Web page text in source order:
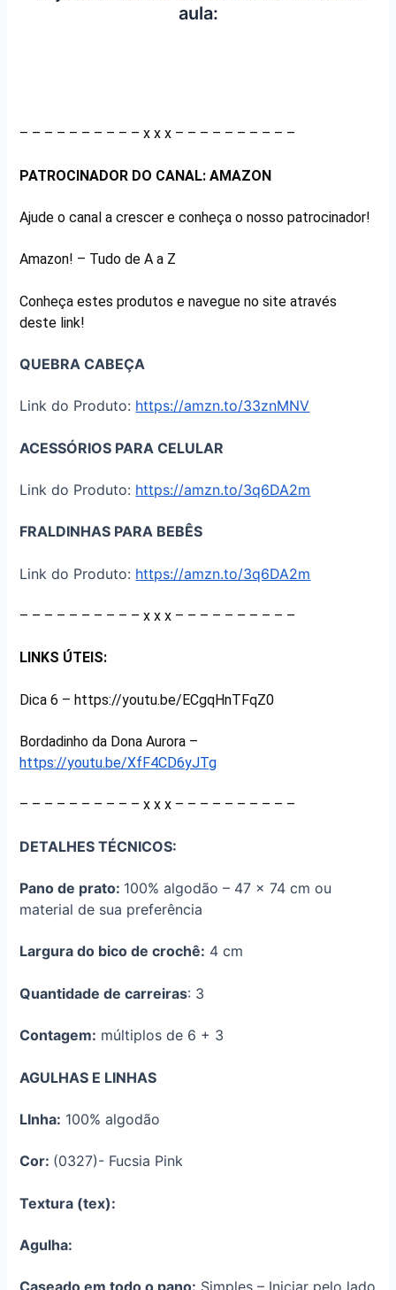
aula:
– – – – – – – – – – x x x – – – – – – – – – –
PATROCINADOR DO CANAL: AMAZON
Ajude o canal a crescer e conheça o nosso patrocinador!
Amazon! – Tudo de A a Z
Conheça estes produtos e navegue no site através
deste link!
QUEBRA CABEÇA
Link do Produto: https://amzn.to/33znMNV
ACESSÓRIOS PARA CELULAR
Link do Produto: https://amzn.to/3q6DA2m
FRALDINHAS PARA BEBÊS
Link do Produto: https://amzn.to/3q6DA2m
– – – – – – – – – – x x x – – – – – – – – – –
LINKS ÚTEIS:
Dica 6 – https://youtu.be/ECgqHnTFqZ0
Bordadinho da Dona Aurora –
https://youtu.be/XfF4CD6yJTg
– – – – – – – – – – x x x – – – – – – – – – –
DETALHES TÉCNICOS:
Pano de prato: 100% algodão – 47 x 74 cm ou
material de sua preferência
Largura do bico de crochê: 4 cm
Quantidade de carreiras: 3
Contagem: múltiplos de 6 + 3
AGULHAS E LINHAS
LInha: 100% algodão
Cor: (0327)- Fucsia Pink
Textura (tex):
Agulha: